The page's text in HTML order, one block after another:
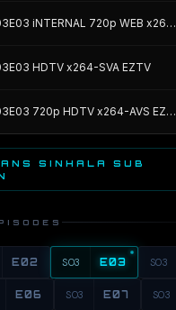
The Magicians US S03E03 iNTERNAL 720p WEB x264-BAMBOOZLE EZTV
HDTV x264-SVA EZTV
The Magicians US S03E03 720p HDTV x264-AVS EZTV
SINHALA SUB
E02 S03 E03 S03
E06 S03 E07 S03